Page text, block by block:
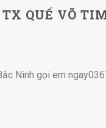
QUẾ VÕ
Ninh gọi em